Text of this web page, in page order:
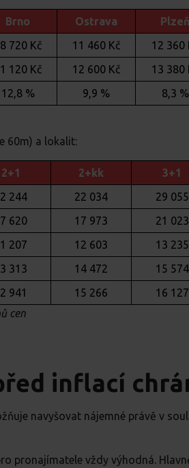
Brno Ostrava Plzeň
720 Kč 11 460 Kč 12 360
120 Kč 12 600 Kč 13 380
12,8 % 9,9 % 8,3 %
60m) a lokalit:
2+1 2+kk 3+1
244 22 034 29 055
620 17 973 21 023
207 12 603 13 235
313 14 472 15 574
941 15 266 16 127
cen
inflací
navyšovat nájemné právě v
pronajímatele vždy výhodná.